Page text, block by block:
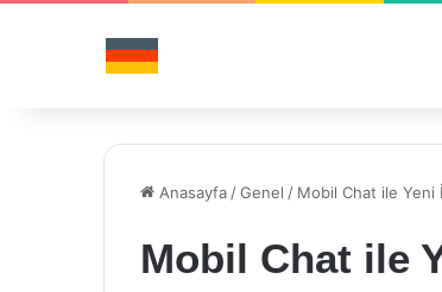
Anasayfa /Genel / Mobil Chat ile Yeni
Mobil Chat ile